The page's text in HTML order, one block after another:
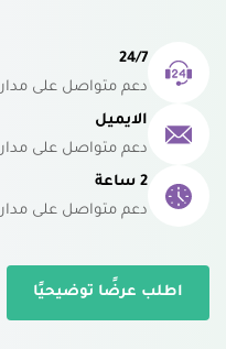
24/7
دعم متواصل على
الايميل
دعم متواصل على
2 ساعة
دعم متواصل على
اطلب عرضًا توضيحيًا